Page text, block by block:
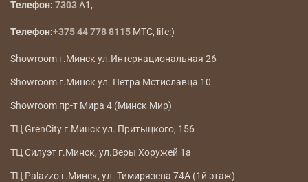
Телефон: 7303A1,
Телефон:+375 44 778 8115 МТС, life:)
Showroom г.Минск ул.Интернациональная 26
Showroom г.Минск ул. Петра Мстиславца 10
Showroom пр-т Мира 4 (Минск Мир)
ТЦ GrenCity г.Минск ул. Притыцкого, 156
ТЦ Силуэт г.Минск, ул.Веры Хоружей 1а
ТЦ Palazzo г.Минск, ул. Тимирязева 74А (1й этаж)